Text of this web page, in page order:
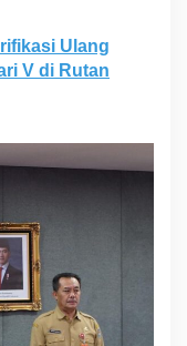
Ulang
V di Rutan